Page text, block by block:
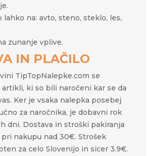
lahko na: avto, steno, steklo, les,
zunanje vplive.
IN PLAČILO
TipTopNalepke.com se
ki so bili naročeni kar se da
Ker je vsaka nalepka posebej
za naročnika, je dobavni rok
dni. Dostava in stroški pakiranja
nakupu nad 30€. Strošek
za celo Slovenijo in sicer 3.9€.